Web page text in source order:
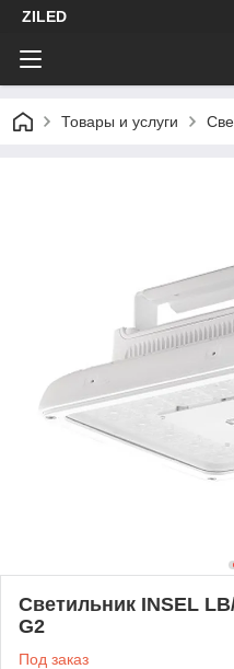
ZILED
Товары и услуги
Светильник INSEL
G2
Под заказ